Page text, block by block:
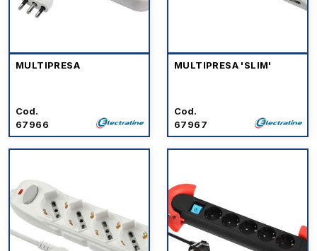
MULTIPRESA
Cod.
67966
MULTIPRESA 'SLIM'
Cod.
67967